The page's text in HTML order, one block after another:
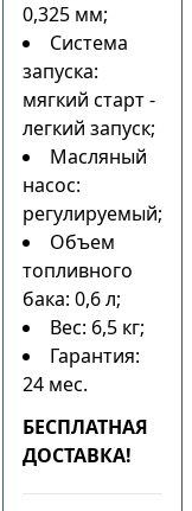
0,325 мм;
Система
запуска:
мягкий старт -
легкий запуск;
Масляный
насос:
регулируемый;
Объем
топливного
бака: 0,6 л;
Вес: 6,5 кг;
Гарантия:
24 мес.
БЕСПЛАТНАЯ
ДОСТАВКА!